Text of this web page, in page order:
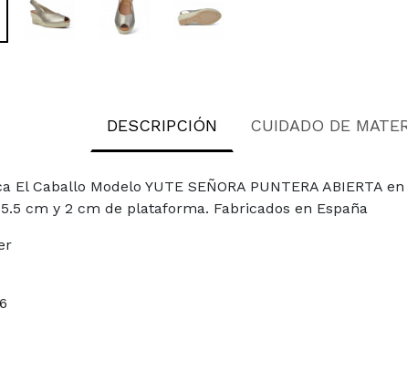
DESCRIPCIÓN CUIDADO DE
El Caballo Modelo YUTE SEÑORA PUNTERA
cm y 2 cm de plataforma. Fabricados en España